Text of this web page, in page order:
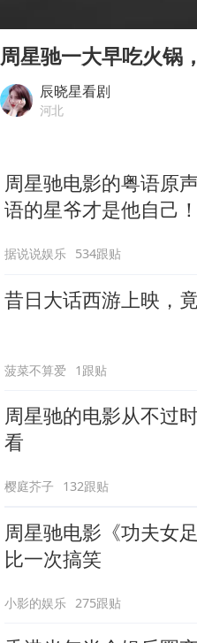
网传《
女主硬
《给阿
人民的
周星驰一大早吃火锅
辰晓星看剧
河北
周星驰电影的粤语原
语的星爷才是他自己！
据说说娱乐 534跟贴
昔日大话西游上映，
菠菜不算爱 1跟贴
周星驰的电影从不过
看
樱庭芥子 132跟贴
周星驰电影《功夫女
比一次搞笑
小影的娱乐 275跟贴